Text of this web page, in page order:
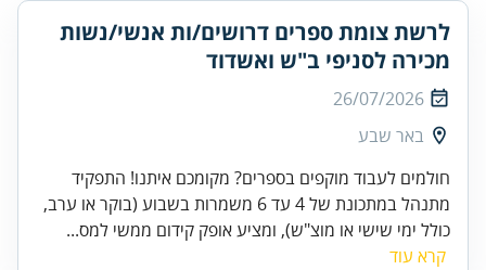
לרשת צומת ספרים דרושים/ות אנשי/נשות
מכירה לסניפי ב"ש ואשדוד
26/07/2026
באר שבע
חולמים לעבוד מוקפים בספרים? מקומכם איתנו! התפקיד
מתנהל במתכונת של 4 עד 6 משמרות בשבוע (בוקר או ערב,
כולל ימי שישי או מוצ"ש), ומציע אופק קידום ממשי למס...
קרא עוד